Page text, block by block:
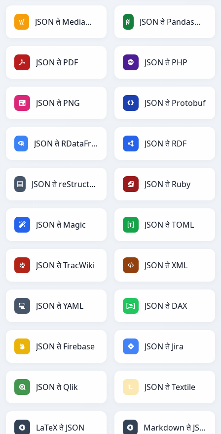
JSON ते MediaWiki JSON ते PandasDataFrame
JSON ते PDF JSON ते PHP
JSON ते PNG JSON ते Protobuf
JSON ते RDataFrame JSON ते RDF
JSON ते reStructuredText JSON ते Ruby
JSON ते Magic JSON ते TOML
JSON ते TracWiki JSON ते XML
JSON ते YAML JSON ते DAX
JSON ते Firebase JSON ते Jira
JSON ते Qlik JSON ते Textile
LaTeX ते JSON Markdown ते JSON